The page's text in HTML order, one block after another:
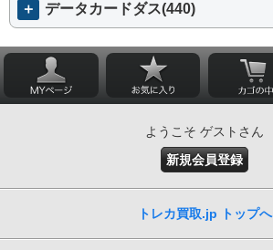
＋ データカードダス(440)
ようこそ ゲストさん
新規会員登録
トレカ買取.jp トップへ